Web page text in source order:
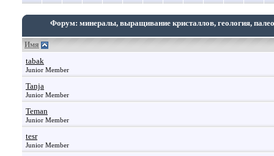
Форум: минералы, выращивание кристаллов, геология,
Имя
tabak
Junior Member
Tanja
Junior Member
Teman
Junior Member
tesr
Junior Member